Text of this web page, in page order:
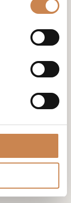
Franck
Global
Miriam
Quevedo